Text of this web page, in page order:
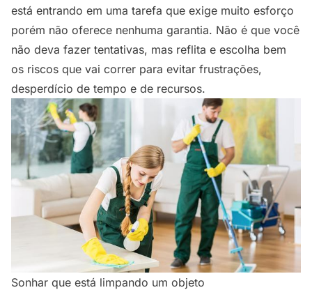
está entrando em uma tarefa que exige muito esforço
porém não oferece nenhuma garantia. Não é que você
não deva fazer tentativas, mas reflita e escolha bem
os riscos que vai correr para evitar frustrações,
desperdício de tempo e de recursos.
Sonhar que está limpando um objeto